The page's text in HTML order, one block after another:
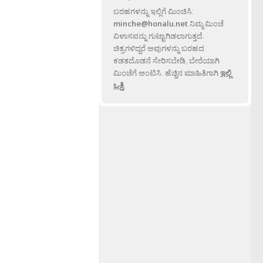
ಬರಹಗಳನ್ನು ಇಲ್ಲಿಗೆ ಮಿಂಚಿಸಿ:
minche@honalu.netನಿಮ್ಮ ಮಿಂಚೆ
ವಿಳಾಸವನ್ನು ಗುಟ್ಟಾಗಿಡಲಾಗುತ್ತದೆ.
ಚಿತ್ರಗಳಿದ್ದರೆ ಅವುಗಳನ್ನು ಬರಹದ
ಕಡತದೊಡನೆ ಸೇರಿಸಬೇಡಿ, ಬೇರೆಯಾಗಿ
ಮಿಂಚೆಗೆ ಅಂಟಿಸಿ. ಹೆಚ್ಚಿನ ಮಾಹಿತಿಗಾಗಿಇಲ್ಲಿ
ಒತ್ತಿ.